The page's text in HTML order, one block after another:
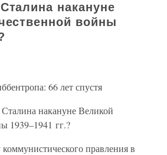
накануне
войны
66 лет спустя
накануне Великой
1939–1941 гг.?
правления в